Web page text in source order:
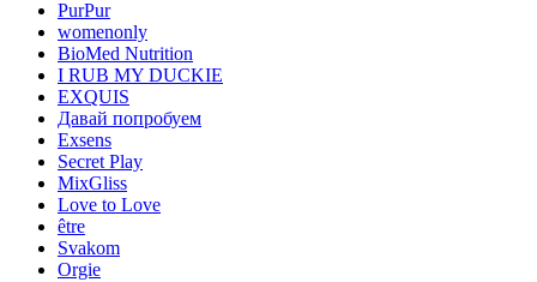
PurPur
womenonly
BioMed Nutrition
I RUB MY DUCKIE
EXQUIS
Давай попробуем
Exsens
Secret Play
MixGliss
Love to Love
être
Svakom
Orgie